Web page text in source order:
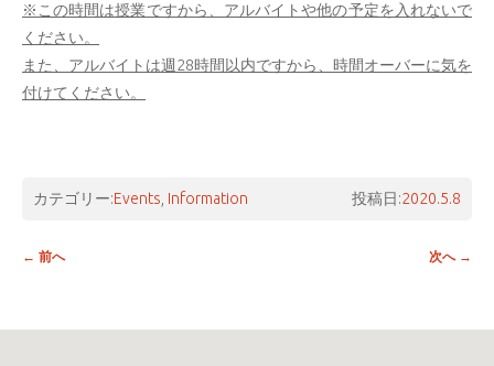
※この時間は授業ですから、アルバイトや他の予定を入れないで
ください。
また、アルバイトは週28時間以内ですから、時間オーバーに気を
付けてください。
カテゴリー:Events Information 投稿日:2020.5.8
投稿ナビゲーション
← 前へ 次へ →